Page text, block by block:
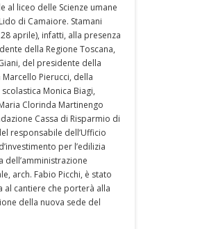
al liceo delle Scienze umane
Lido di Camaiore. Stamani
aprile), infatti, alla presenza
della Regione Toscana,
del presidente della
Marcello Pierucci, della
Monica Biagi,
Clorinda Martinengo
Cassa di Risparmio di
responsabile dell’Ufficio
per l’edilizia
dell’amministrazione
arch. Fabio Picchi, è stato
al cantiere che porterà alla
della nuova sede del